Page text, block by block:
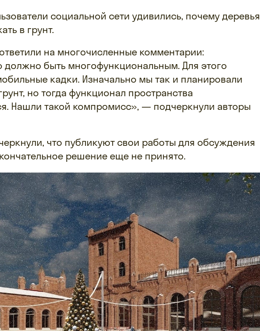
социальной сети удивились, почему деревья
в грунт.
на многочисленные комментарии:
должно быть многофункциональным. Для этого
кадки. Изначально мы так и планировали
но тогда функционал пространства
Нашли такой компромисс», — подчеркнули авторы
что публикуют свои работы для обсуждения
решение еще не принято.